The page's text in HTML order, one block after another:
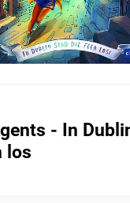
- In
los